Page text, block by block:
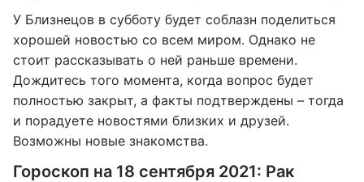
У Близнецов в субботу будет соблазн поделиться
хорошей новостью со всем миром. Однако не
стоит рассказывать о ней раньше времени.
Дождитесь того момента, когда вопрос будет
полностью закрыт, а факты подтверждены – тогда
и порадуете новостями близких и друзей.
Возможны новые знакомства.
Гороскоп на 18 сентября 2021: Рак